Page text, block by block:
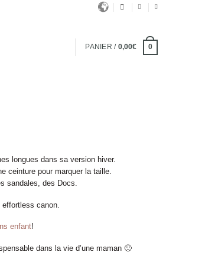
PANIER / 0,00€ 0
longues dans sa version hiver.
ceinture pour marquer la taille.
sandales, des Docs.
canon.
enfant!
dans la vie d’une maman 🙂